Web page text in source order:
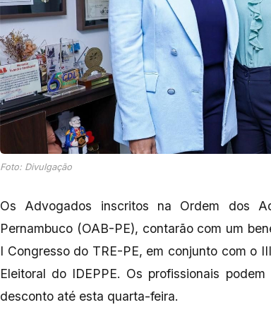
Foto: Divulgação
Os Advogados inscritos na Ordem dos
Pernambuco (OAB-PE), contarão com um
I Congresso do TRE-PE, em conjunto com o
Eleitoral do IDEPPE. Os profissionais
desconto até esta quarta-feira.